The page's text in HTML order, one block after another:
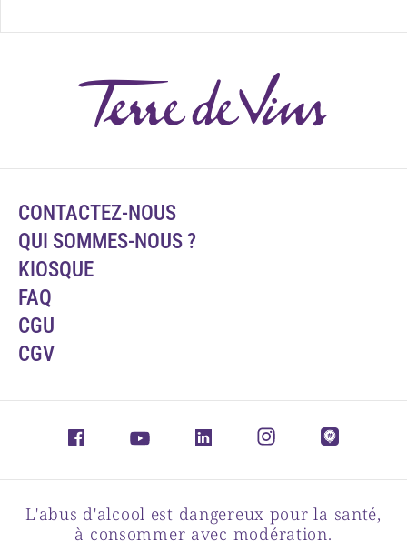
CONTACTEZ-NOUS
QUI SOMMES-NOUS ?
KIOSQUE
FAQ
CGU
CGV
L'abus d'alcool est dangereux pour la santé,
à consommer avec modération.